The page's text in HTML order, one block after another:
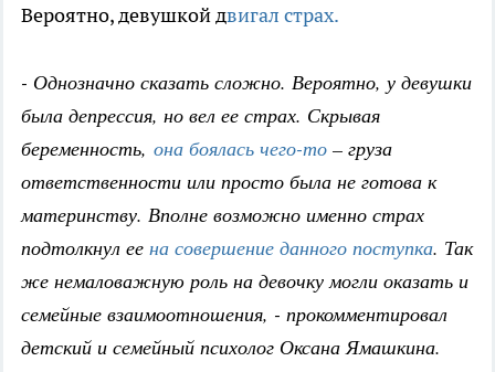
Вероятно, девушкой двигал страх.
- Однозначно сказать сложно. Вероятно, у девушки
была депрессия, но вел ее страх. Скрывая
беременность, она боялась чего-то – груза
ответственности или просто была не готова к
материнству. Вполне возможно именно страх
подтолкнул ее на совершение данного поступка. Так
же немаловажную роль на девочку могли оказать и
семейные взаимоотношения, - прокомментировал
детский и семейный психолог Оксана Ямашкина.